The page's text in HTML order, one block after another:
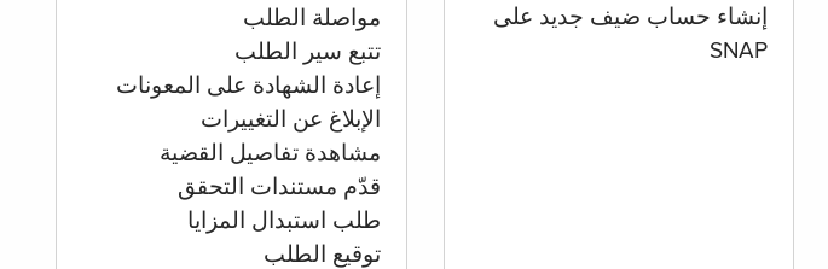
مواصلة الطلب
تتبع سير الطلب
إعادة الشهادة على المعونات
الإبلاغ عن التغييرات
مشاهدة تفاصيل القضية
قدّم مستندات التحقق
طلب استبدال المزايا
توقيع الطلب
إنشاء حساب ضيف جديد على
SNAP